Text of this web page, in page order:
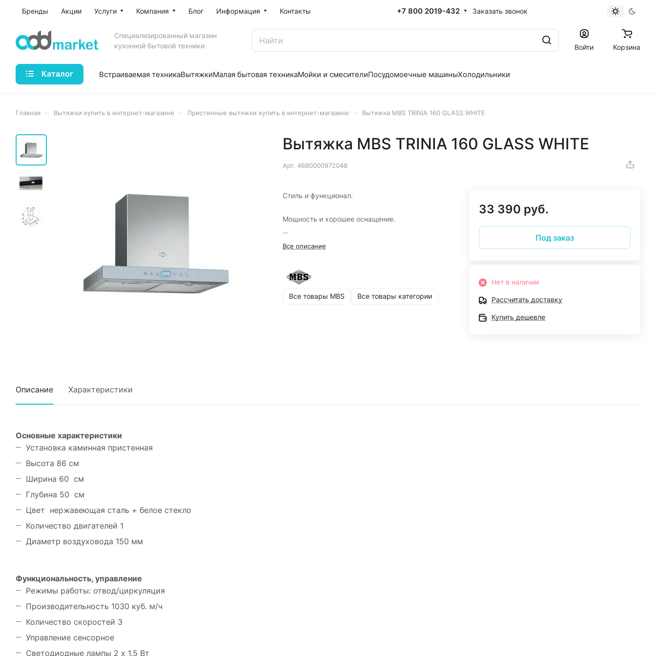
Бренды Акции Услуги Компания Блог Информация Контакты +7 800 2019-432 Заказать звонок
Специализированный магазин
кухонной бытовой техники
Войти Корзина
Каталог Встраиваемая техникаВытяжкиМалая бытовая техникаМойки и смесителиПосудомоечные машиныХолодильники
Главная Вытяжки купить в интернет-магазине Пристенные вытяжки купить в интернет-магазине Вытяжка MBS TRINIA 160 GLASS WHITE
Вытяжка MBS TRINIA 160 GLASS WHITE
Арт. 4680000972048
Стиль и функционал.
Мощность и хорошее оснащение.
Материал фасада нержавеющая сталь + белое
Функция "таймер" автоматическое выключение
Все описание
Все товары MBS Все товары категории
33 390 руб.
Под заказ
Нет в наличии
Рассчитать доставку
Купить дешевле
Описание Характеристики
Основные характеристики
Установка каминная пристенная
Высота 86 см
Ширина 60 см
Глубина 50 см
Цвет нержавеющая сталь + белое стекло
Количество двигателей 1
Диаметр воздуховода 150 мм
Функциональность, управление
Режимы работы: отвод/циркуляция
Производительность 1030 куб. м/ч
Количество скоростей 3
Управление сенсорное
Светодиодные лампы 2 x 1,5 Вт